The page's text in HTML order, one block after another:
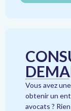
Vous avez
obtenir un
avocats ?